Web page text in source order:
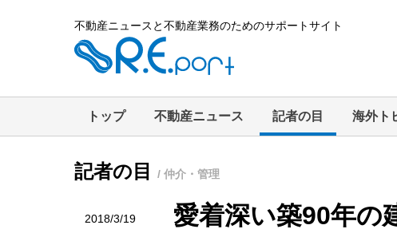
不動産ニュースと不動産業務のためのサポートサイト
トップ 不動産ニュース 記者の目 海外ト
記者の目 / 仲介・管理
2018/3/19 愛着深い築90年の